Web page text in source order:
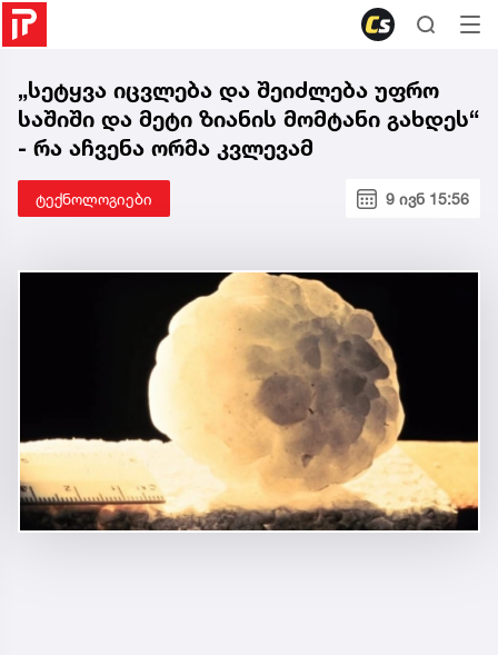
„სეტყვა იცვლება და შეიძლება უფრო
საშიში და მეტი ზიანის მომტანი გახდეს“
- რა აჩვენა ორმა კვლევამ
ტექნოლოგიები 9 ივნ 15:56